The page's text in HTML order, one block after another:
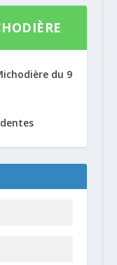
du 9